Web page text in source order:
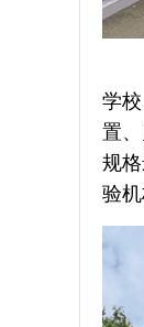
学
置
规
验